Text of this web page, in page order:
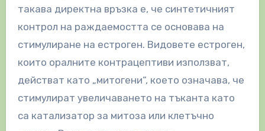
такава директна връзка е, че синтетичният
контрол на раждаемостта се основава на
стимулиране на естроген. Видовете естроген,
които оралните контрацептиви използват,
действат като „митогени“, което означава, че
стимулират увеличаването на тъканта като
са катализатор за митоза или клетъчно